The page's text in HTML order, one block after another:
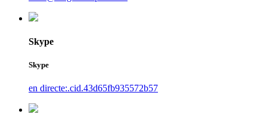
Skype
Skype
en directe:.cid.43d65fb935572b57